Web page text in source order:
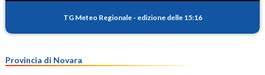
TG Meteo Regionale - edizione delle 15:16
Provincia di Novara